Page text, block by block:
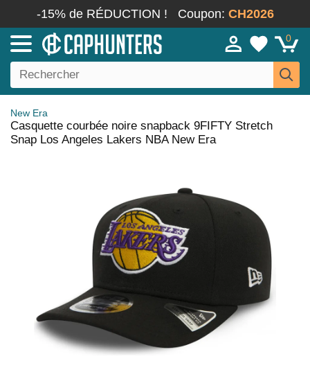
-15% de RÉDUCTION ! Coupon: CH2026
0
New Era
Casquette courbée noire snapback 9FIFTY Stretch
Snap Los Angeles Lakers NBA New Era